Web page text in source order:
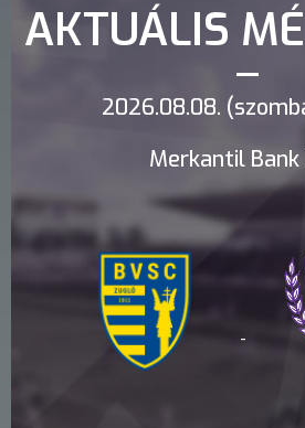
AKTUÁLIS
2026.08.08.
Merkantil Bank
-